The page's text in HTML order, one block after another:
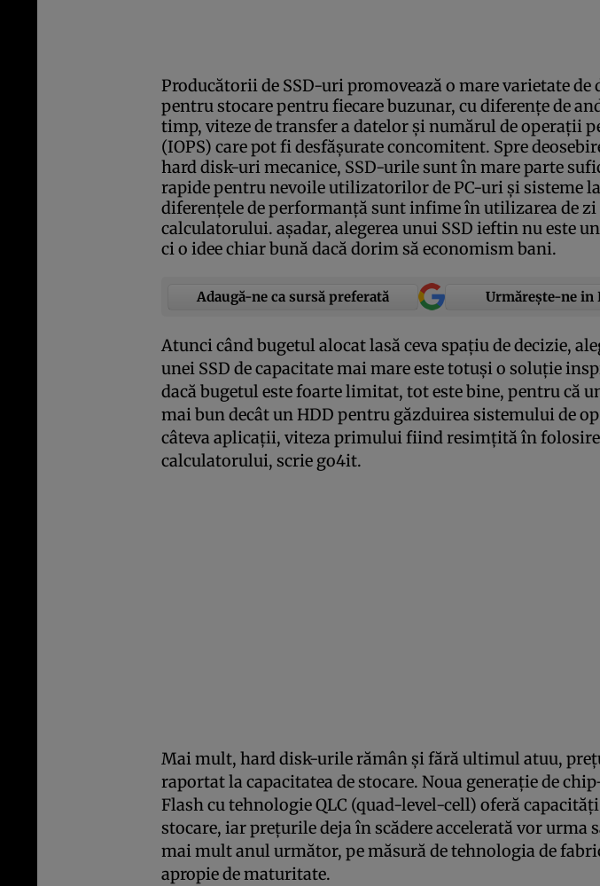
Producătorii de SSD-uri promovează o mare varietate de
pentru stocare pentru fiecare buzunar, cu diferenţe de
timp, viteze de transfer a datelor şi numărul de operaţii
(IOPS) care pot fi desfăşurate concomitent. Spre
hard disk-uri mecanice, SSD-urile sunt în mare parte
rapide pentru nevoile utilizatorilor de PC-uri şi sisteme
diferenţele de performanţă sunt infime în utilizarea de zi
calculatorului. aşadar, alegerea unui SSD ieftin nu este
ci o idee chiar bună dacă dorim să economism bani.
Adaugă-ne ca sursă preferată Urmărește-ne in
Atunci când bugetul alocat lasă ceva spaţiu de decizie,
unei SSD de capacitate mai mare este totuşi o soluţie
dacă bugetul este foarte limitat, tot este bine, pentru că
mai bun decât un HDD pentru găzduirea sistemului de
câteva aplicaţii, viteza primului fiind resimţită în
calculatorului, scrie go4it.
Mai mult, hard disk-urile rămân şi fără ultimul atuu,
raportat la capacitatea de stocare. Noua generaţie de
Flash cu tehnologie QLC (quad-level-cell) oferă
stocare, iar preţurile deja în scădere accelerată vor urma
mai mult anul următor, pe măsură de tehnologia de
apropie de maturitate.